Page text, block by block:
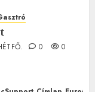
0 0